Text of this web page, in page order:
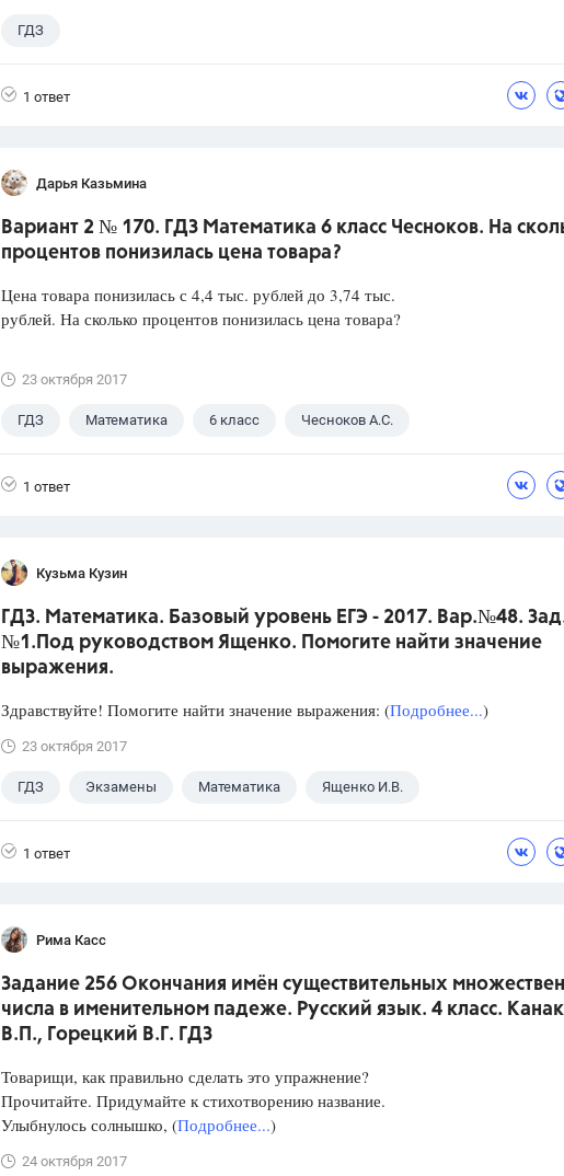
ГДЗ
1 ответ
Дарья Казьмина
Вариант 2 № 170. ГДЗ Математика 6 класс Чесноков. На
процентов понизилась цена товара?
Цена товара понизилась с 4,4 тыс. рублей до 3,74 тыс.
рублей. На сколько процентов понизилась цена товара?
23 октября 2017
ГДЗ Математика 6 класс Чесноков А.С.
1 ответ
Кузьма Кузин
ГДЗ. Математика. Базовый уровень ЕГЭ - 2017. Вар.№48.
№1.Под руководством Ященко. Помогите найти значение
выражения.
Здравствуйте! Помогите найти значение выражения: (Подробнее...)
23 октября 2017
ГДЗ Экзамены Математика Ященко И.В.
1 ответ
Рима Касс
Задание 256 Окончания имён существительных
числа в именительном падеже. Русский язык. 4 класс.
В.П., Горецкий В.Г. ГДЗ
Товарищи, как правильно сделать это упражнение?
Прочитайте. Придумайте к стихотворению название.
Улыбнулось солнышко, (Подробнее...)
24 октября 2017